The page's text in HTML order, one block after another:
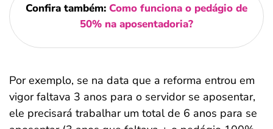
Confira também: Como funciona o pedágio de
50% na aposentadoria?
Por exemplo, se na data que a reforma entrou em
vigor faltava 3 anos para o servidor se aposentar,
ele precisará trabalhar um total de 6 anos para se